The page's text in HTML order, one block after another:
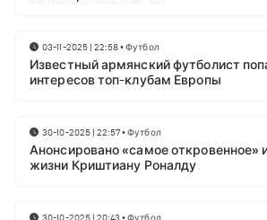
03-11-2025 | 22:58•Футбол
Известный армянский футболист
интересов топ-клубам Европы
30-10-2025 | 22:57•Футбол
Анонсировано «самое откровенное»
жизни Криштиану Роналду
30-10-2025 | 20:43 •Футбол